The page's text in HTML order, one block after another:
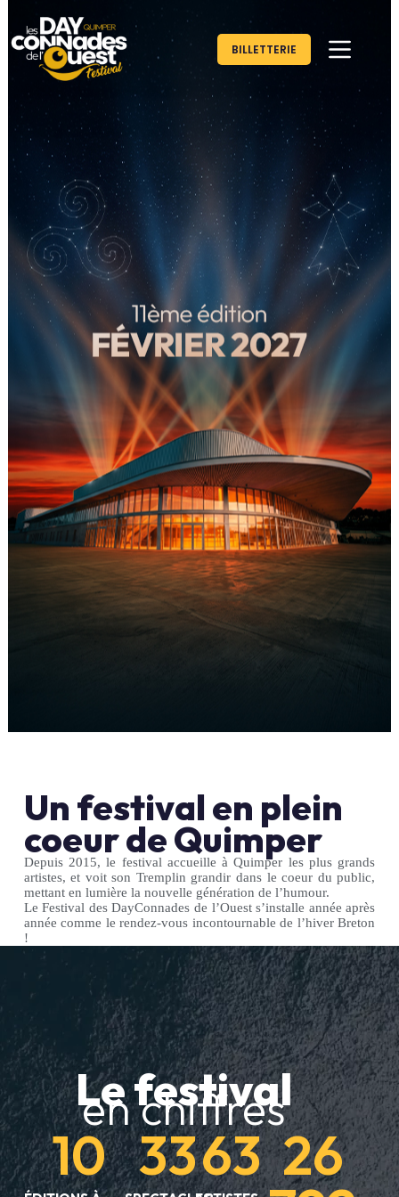
BILLETTERIE
Un festival en plein
coeur de Quimper
Depuis 2015, le festival accueille à Quimper les plus grands
artistes, et voit son Tremplin grandir dans le coeur du public,
mettant en lumière la nouvelle génération de l’humour.
Le Festival des DayConnades de l’Ouest s’installe année après
année comme le rendez-vous incontournable de l’hiver Breton
!
10 3363 26
Le festival
en chiffres